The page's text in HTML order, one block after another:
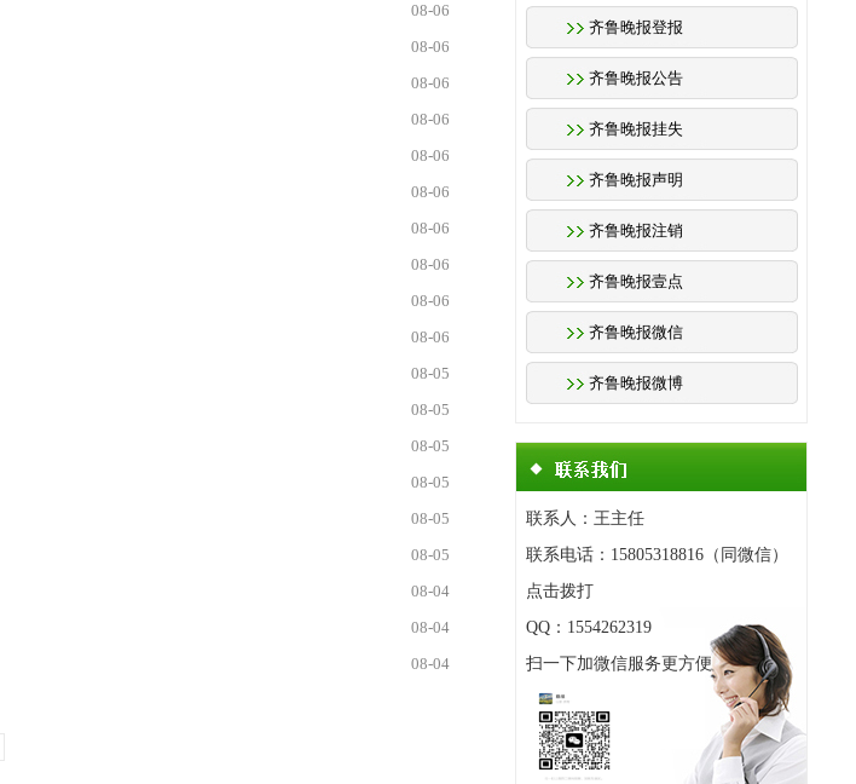
齐鲁晚报登报
齐鲁晚报公告
齐鲁晚报挂失
齐鲁晚报声明
齐鲁晚报注销
齐鲁晚报壹点
齐鲁晚报微信
齐鲁晚报微博
联系人：王主任
联系电话：15805318816（同微信）
点击拨打
QQ：1554262319
扫一下加微信服务更方便
08-06
08-06
08-06
08-06
08-06
08-06
08-06
08-06
08-06
08-06
08-05
08-05
08-05
08-05
08-05
08-05
08-04
08-04
08-04